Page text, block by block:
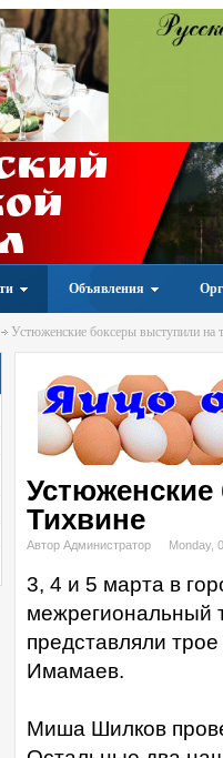
Объявления
Устюженские боксеры выступили на
Тихвине
Автор Администратор Monday,
3, 4 и 5 марта в
межрегиональный
представляли
Имамаев.
Миша Шилков